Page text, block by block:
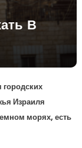
В
Израиля
морях, есть